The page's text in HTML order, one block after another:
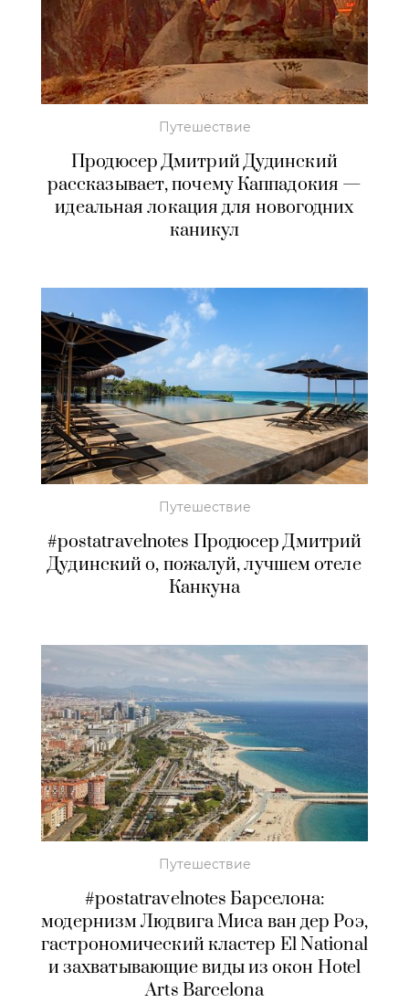
Путешествие
Продюсер Дмитрий Дудинский
рассказывает, почему Каппадокия —
идеальная локация для новогодних
каникул
Путешествие
#postatravelnotes Продюсер Дмитрий
Дудинский о, пожалуй, лучшем отеле
Канкуна
Путешествие
#postatravelnotes Барселона:
модернизм Людвига Миса ван дер Роэ,
гастрономический кластер El National
и захватывающие виды из окон Hotel
Arts Barcelona